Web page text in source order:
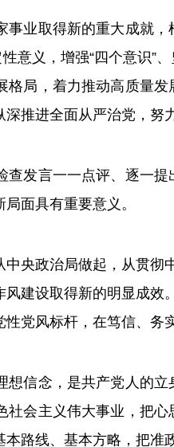
取得新的重大成就，
意义，增强“四个意识”
局，着力推动高质量
推进全面从严治党，努
言一一点评、逐一提
面具有重要意义。
政治局做起，从贯彻
建设取得新的明显成
党风标杆，在笃信、务
念，是共产党人的立
社会主义伟大事业，把
路线、基本方略，把准